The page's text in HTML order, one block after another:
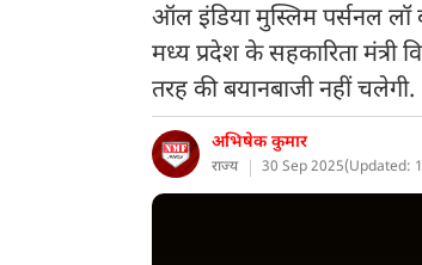
ऑल इंडिया मुस्लिम पर्सनल लॉ
मध्य प्रदेश के सहकारिता मंत्री
तरह की बयानबाजी नहीं चलेगी.
अभिषेक कुमार
राज्य 30 Sep 2025(Updated: